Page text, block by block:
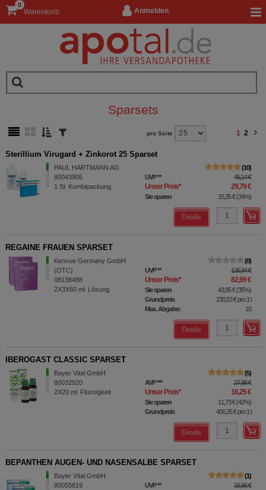
Anmelden
Warenkorb
0
Sparsets
pro Seite 1 2
Sterillium Virugard + Zinkorot 25 Sparset
PAUL HARTMANN AG
80043905
1 St Kombipackung
10
UVP** 45,14 €
Unser Preis* 29,79 €
Sie sparen 15,35 €(34%)
Details
REGAINE FRAUEN SPARSET
Kenvue Germany GmbH
(OTC)
08138488
2X3X60 ml Lösung
0
UVP** 126,94 €
Unser Preis* 82,99 €
Sie sparen 43,95 €(35%)
Grundpreis
230,53 €pro 1 l
Max. Abgabe:
10
Details
IBEROGAST CLASSIC SPARSET
Bayer Vital GmbH
80032920
2X20 ml Flüssigkeit
5
AVP*** 27,98 €
Unser Preis* 16,25 €
Sie sparen 11,73 €(42%)
Grundpreis
406,25 €pro 1 l
Details
BEPANTHEN AUGEN- UND NASENSALBE SPARSET
Bayer Vital GmbH
80055819
1
UVP** 16,96 €